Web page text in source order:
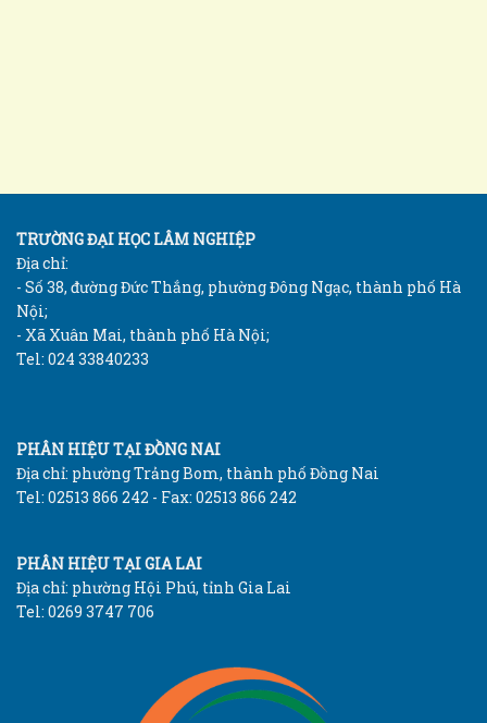
TRƯỜNG ĐẠI HỌC LÂM NGHIỆP
Địa chỉ:
- Số 38, đường Đức Thắng, phường Đông Ngạc, thành phố Hà
Nội;
- Xã Xuân Mai, thành phố Hà Nội;
Tel: 024 33840233
PHÂN HIỆU TẠI ĐỒNG NAI
Địa chỉ: phường Trảng Bom, thành phố Đồng Nai
Tel: 02513 866 242 - Fax: 02513 866 242
PHÂN HIỆU TẠI GIA LAI
Địa chỉ: phường Hội Phú, tỉnh Gia Lai
Tel: 0269 3747 706